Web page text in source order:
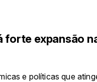
forte expansão
e políticas que